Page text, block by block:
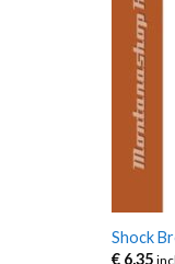
Shock
€6,35